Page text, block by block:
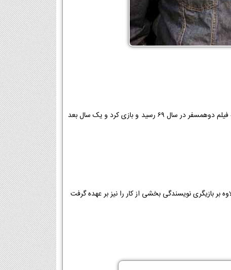
فعالیت خود را با تئاتر از سال 1364 شروع کرد و از همین طریق با رضا عطاران آشنا شد، از تئاتر به فیلم دوهمسفر در سال 69 رسید و بازی کرد و یک سال بعد